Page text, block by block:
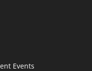
Events